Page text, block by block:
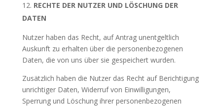
RECHTE DER NUTZER UND LÖSCHUNG DER
DATEN
Nutzer haben das Recht, auf Antrag unentgeltlich
Auskunft zu erhalten über die personenbezogenen
Daten, die von uns über sie gespeichert wurden.
Zusätzlich haben die Nutzer das Recht auf Berichtigung
unrichtiger Daten, Widerruf von Einwilligungen,
Sperrung und Löschung ihrer personenbezogenen